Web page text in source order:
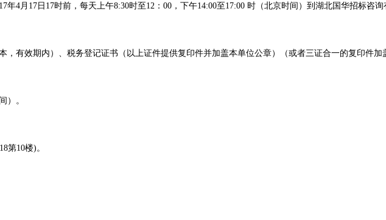
年4月17日17时前，每天上午8:30时至12：00，下午14:00至17:00 时（北京时间）到湖北国华招标咨
有效期内）、税务登记证书（以上证件提供复印件并加盖本单位公章）（或者三证合一的复印件加
）。
第10楼)。